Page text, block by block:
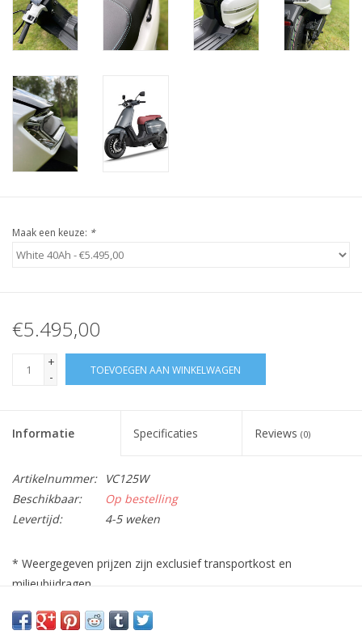
Maak een keuze: *
€5.495,00
+
-
TOEVOEGEN AAN WINKELWAGEN
Informatie Specificaties Reviews (0)
Artikelnummer:
VC125W
Beschikbaar:
Op bestelling
Levertijd:
4-5 weken
* Weergegeven prijzen zijn exclusief transportkost en
milieubijdragen